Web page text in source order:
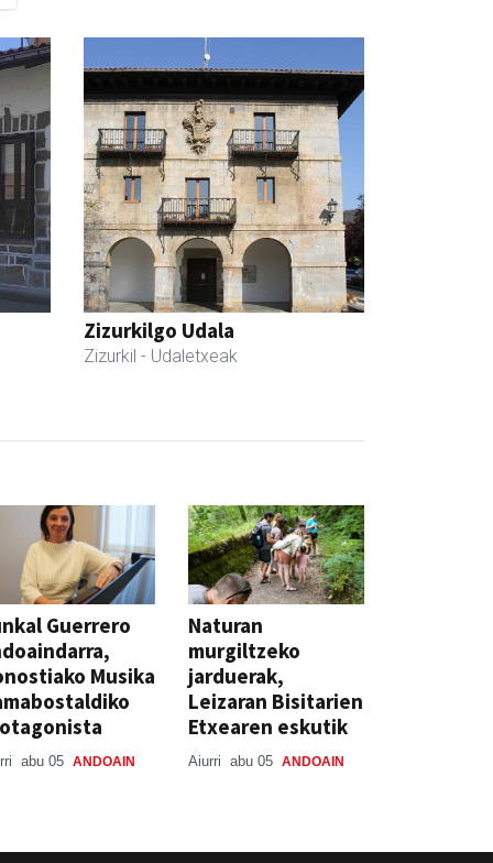
Zizurkilgo Udala
Zizurkil - Udaletxeak
Guerrero
Musika
abu 05 ANDOAIN
Naturan
murgiltzeko
jarduerak,
Leizaran Bisitarien
Etxearen eskutik
Aiurri abu 05 ANDOAIN